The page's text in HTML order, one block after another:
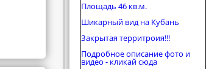
Площадь 46 кв.м.
Шикарный вид на Кубань
Закрытая территроия!!!
Подробное описание фото и
видео - кликай сюда